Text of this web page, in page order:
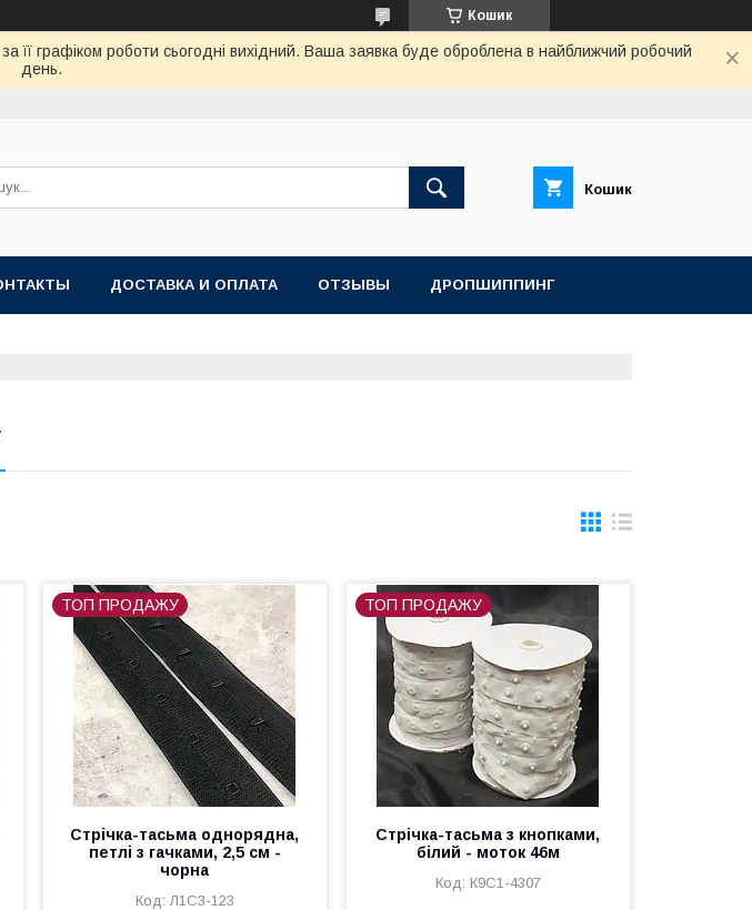
Кошик
її графіком роботи сьогодні вихідний. Ваша заявка буде оброблена в найближчий робочий
день.
Кошик
ДОСТАВКА И ОПЛАТА ОТЗЫВЫ ДРОПШИППИНГ
ТОП ПРОДАЖУ
Стрічка-тасьма однорядна,
петлі з гачками, 2,5 см -
чорна
Л1С3-123
ТОП ПРОДАЖУ
Стрічка-тасьма з кнопками,
білий - моток 46м
К9С1-4307